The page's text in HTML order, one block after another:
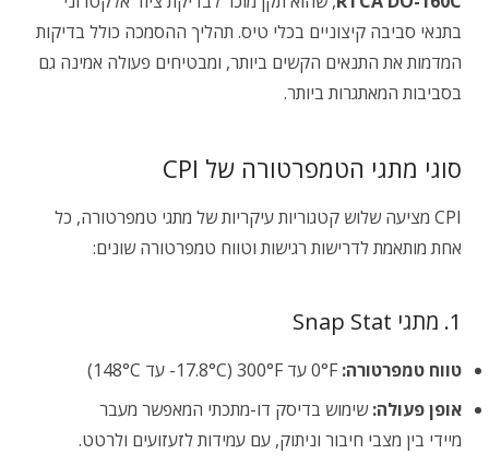
בתנאי סביבה קיצוניים בכלי טיס. תהליך ההסמכה כולל בדיקות
המדמות את התנאים הקשים ביותר, ומבטיחים פעולה אמינה גם
בסביבות המאתגרות ביותר.
סוגי מתגי הטמפרטורה של CPI
CPI מציעה שלוש קטגוריות עיקריות של מתגי טמפרטורה, כל
אחת מותאמת לדרישות רגישות וטווח טמפרטורה שונים:
1. מתגי Snap Stat
טווח טמפרטורה:
אופן פעולה: שימוש בדיסק דו-מתכתי המאפשר מעבר
מיידי בין מצבי חיבור וניתוק, עם עמידות לזעזועים ולרטט.